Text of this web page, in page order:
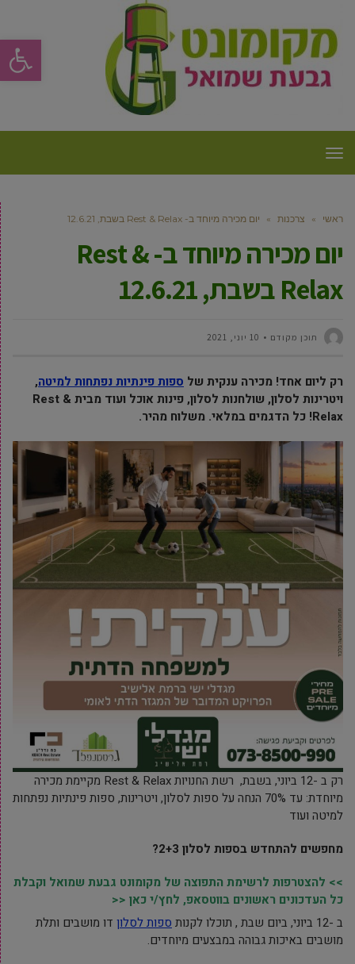
פתח
תפריט
ראשי » צרכנות » יום מכירה מיוחד ב- Rest & Relax בשבת, 12.6.21
יום מכירה מיוחד ב- Rest &
Relax בשבת, 12.6.21
תוכן מקודם 10 יוני, 2021
רק ליום אחד! מכירה ענקית של ספות פינתיות נפתחות למיטה,
ויטרינות לסלון, שולחנות לסלון, פינות אוכל ועוד מבית Rest &
Relax! כל הדגמים במלאי. משלוח מהיר.
רק ב -12 ביוני, בשבת, רשת החנויות Rest & Relax מקיימת מכירה
מיוחדת: עד 70% הנחה על ספות לסלון, ויטרינות, ספות פינתיות נפתחות
למיטה ועוד
מחפשים להתחדש בספות לסלון 2+3?
>> להצטרפות לרשימת התפוצה של מקומונט גבעת שמואל וקבלת
כל העדכונים ראשונים בווטסאפ, לחץ/י כאן <<
ב -12 ביוני, ביום שבת , תוכלו לקנות
ספות לסלון דו מושבים ותלת
מושבים באיכות גבוהה במבצעים מיוחדים.